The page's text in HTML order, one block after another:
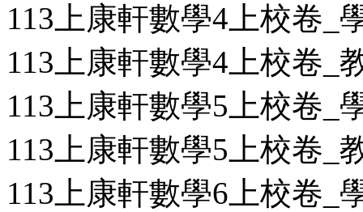
113上康軒數學4上校卷_
113上康軒數學4上校卷_
113上康軒數學5上校卷_
113上康軒數學5上校卷_
113上康軒數學6上校卷_